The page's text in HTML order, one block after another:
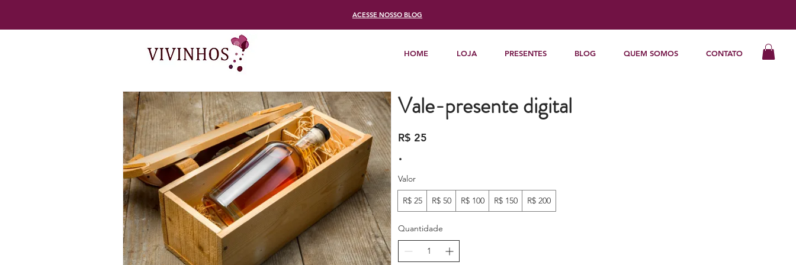
HOME LOJA PRESENTES BLOG QUEM SOMOS CONTATO
ACESSE NOSSO BLOG
Vale-presente digital
R$ 25
Valor
R$ 25 R$ 50 R$ 100 R$ 150 R$ 200
Quantidade